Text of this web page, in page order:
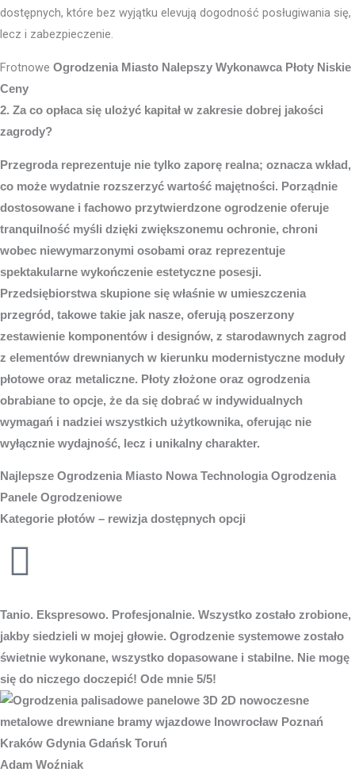
dostępnych, które bez wyjątku elevują dogodność posługiwania się,
lecz i zabezpieczenie.
Frotnowe Ogrodzenia Miasto Nalepszy Wykonawca Płoty Niskie
Ceny
2. Za co opłaca się ulożyć kapitał w zakresie dobrej jakości
zagrody?
Przegroda reprezentuje nie tylko zaporę realna; oznacza wkład,
co może wydatnie rozszerzyć wartość majętności. Porządnie
dostosowane i fachowo przytwierdzone ogrodzenie oferuje
tranquilność myśli dzięki zwiększonemu ochronie, chroni
wobec niewymarzonymi osobami oraz reprezentuje
spektakularne wykończenie estetyczne posesji.
Przedsiębiorstwa skupione się właśnie w umieszczenia
przegród, takowe takie jak nasze, oferują poszerzony
zestawienie komponentów i designów, z starodawnych zagrod
z elementów drewnianych w kierunku modernistyczne moduły
płotowe oraz metaliczne. Płoty złożone oraz ogrodzenia
obrabiane to opcje, że da się dobrać w indywidualnych
wymagań i nadziei wszystkich użytkownika, oferując nie
wyłącznie wydajność, lecz i unikalny charakter.
Najlepsze Ogrodzenia Miasto Nowa Technologia Ogrodzenia
Panele Ogrodzeniowe
Kategorie płotów – rewizja dostępnych opcji
Tanio. Ekspresowo. Profesjonalnie. Wszystko zostało zrobione,
jakby siedzieli w mojej głowie. Ogrodzenie systemowe zostało
świetnie wykonane, wszystko dopasowane i stabilne. Nie mogę
się do niczego doczepić! Ode mnie 5/5!
Adam Woźniak